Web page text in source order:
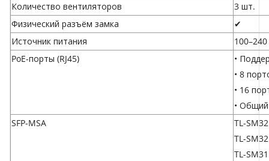
Количество вентиляторов
3 шт.
Физический разъём замка
✔
Источник питания
PoE-порты (RJ45)
•
• 8
• 16
•
SFP-MSA
TL-
TL-
TL-